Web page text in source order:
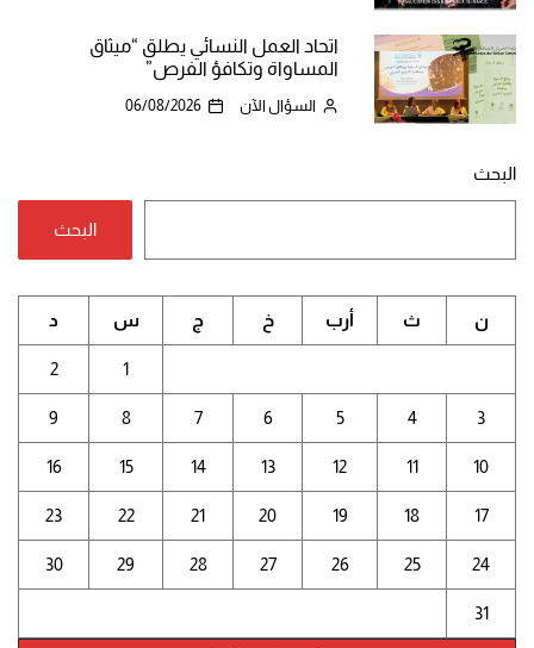
اتحاد العمل النسائي يطلق “ميثاق
المساواة وتكافؤ الفرص”
السؤال الآن 06/08/2026
البحث
البحث
ن ث أرب خ ج س د
1
2
3
4
5
6
7
8
9
10
11
12
13
14
15
16
17
18
19
20
21
22
23
24
25
26
27
28
29
30
31